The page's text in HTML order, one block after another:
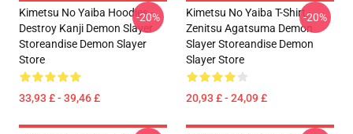
Kimetsu No Yaiba Hoodies -
Destroy Kanji Demon Slayer
Storeandise Demon Slayer
Store
33,93 £ - 39,46 £
-20%
Kimetsu No Yaiba T-Shirt -
Zenitsu Agatsuma Demon
Slayer Storeandise Demon
Slayer Store
20,93 £ - 24,09 £
-20%